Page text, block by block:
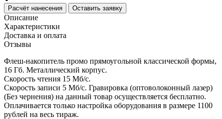
Расчёт нанесения Оставить заявку
Описание
Характеристики
Доставка и оплата
Отзывы
Флеш-накопитель промо прямоугольной классической формы,
16 Гб. Металлический корпус.
Скорость чтения 15 Мб/с.
Скорость записи 5 Мб/с. Гравировка (оптоволоконный лазер)
(Без чернения) на данный товар осуществляется бесплатно.
Оплачивается только настройка оборудования в размере 1100
рублей на весь тираж.